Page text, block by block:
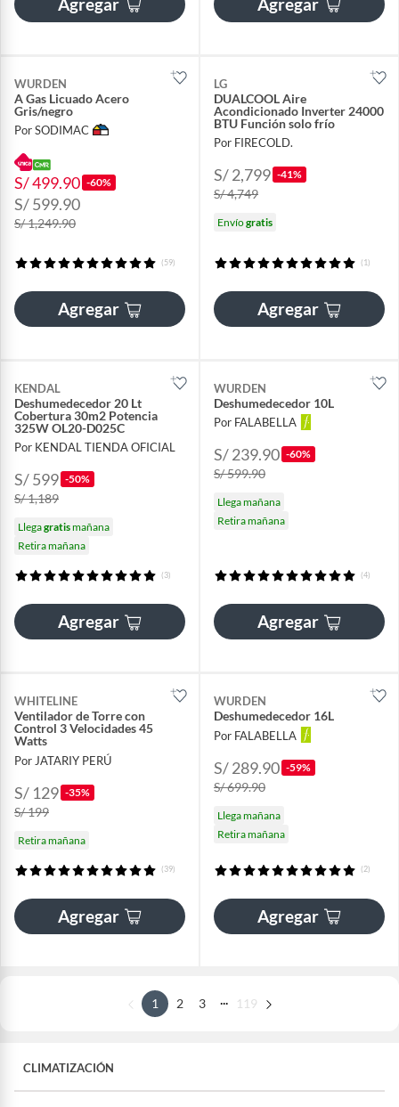
WURDEN
A Gas Licuado Acero
Gris/negro
Por SODIMAC
S/ 499.90 -60%
S/ 599.90
S/ 1,249.90
(59)
Agregar
LG
DUALCOOL Aire
Acondicionado Inverter 24000
BTU Función solo frío
Por FIRECOLD.
S/ 2,799 -41%
S/ 4,749
Envíogratis
(1)
Agregar
KENDAL
Deshumedecedor 20 Lt
Cobertura 30m2 Potencia
325W OL20-D025C
Por KENDAL TIENDA OFICIAL
S/ 599 -50%
S/ 1,189
Llegagratismañana
Retira mañana
(3)
Agregar
WURDEN
Deshumedecedor 10L
Por FALABELLA
S/ 239.90 -60%
S/ 599.90
Llega mañana
Retira mañana
(4)
Agregar
WHITELINE
Ventilador de Torre con
Control 3 Velocidades 45
Watts
Por JATARIY PERÚ
S/ 129 -35%
S/ 199
Retira mañana
(39)
Agregar
WURDEN
Deshumedecedor 16L
Por FALABELLA
S/ 289.90 -59%
S/ 699.90
Llega mañana
Retira mañana
(2)
Agregar
1 2 3 ... 119
CLIMATIZACIÓN